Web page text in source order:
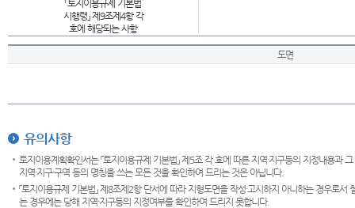
「토지이용규제 기본법
시행령」 제9조제4항 각
호에 해당되는 사항
도면
유의사항
토지이용계획확인서는 「토지이용규제 기본법」 제5조 각 호에 따른 지역·지구등의 지정내용
지역·지구·구역 등의 명칭을 쓰는 모든 것을 확인하여 드리는 것은 아닙니다.
「토지이용규제 기본법」 제8조제2항 단서에 따라 지형도면을 작성·고시하지 아니하는 경우로
는 경우에는 당해 지역·지구등의 지정여부를 확인하여 드리지 못합니다.